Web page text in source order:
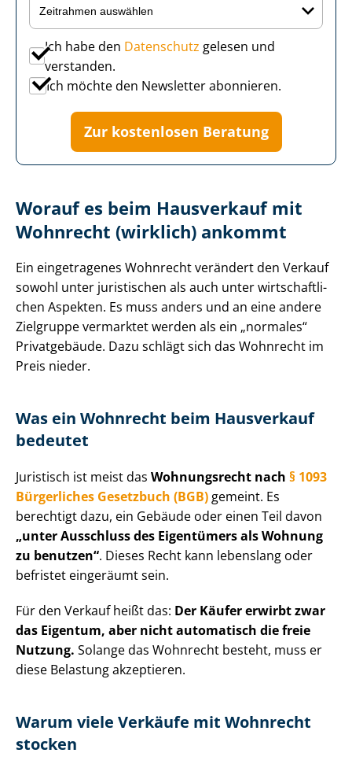
Ich habe den Datenschutz gelesen und
verstanden.
Ich möchte den Newsletter abonnieren.
Zur kostenlosen Beratung
Worauf es beim Hausverkauf mit
Wohnrecht (wirklich) ankommt
Ein eingetragenes Wohnrecht verändert den Verkauf
sowohl unter juristischen als auch unter wirt­schaft­li­
chen Aspekten. Es muss anders und an eine andere
Zielgruppe vermarktet werden als ein „normales“
Privatgebäude. Dazu schlägt sich das Wohnrecht im
Preis nieder.
Was ein Wohnrecht beim Hausverkauf
bedeutet
Juristisch ist meist das Wohnungsrecht nach § 1093
Bürgerliches Gesetzbuch (BGB) gemeint. Es
berechtigt dazu, ein Gebäude oder einen Teil davon
„unter Ausschluss des Eigentümers als Wohnung
zu benutzen“. Dieses Recht kann lebenslang oder
befristet eingeräumt sein.
Für den Verkauf heißt das: Der Käufer erwirbt zwar
das Eigentum, aber nicht automatisch die freie
Nutzung. Solange das Wohnrecht besteht, muss er
diese Belastung akzeptieren.
Warum viele Verkäufe mit Wohnrecht
stocken